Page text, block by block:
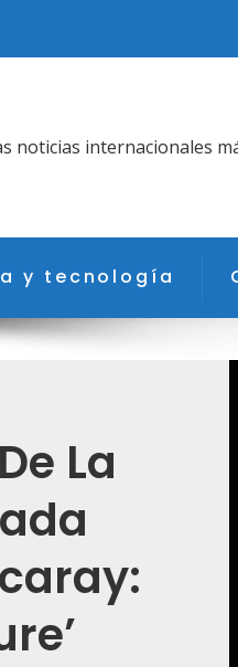
noticias internacionales
y tecnología
La